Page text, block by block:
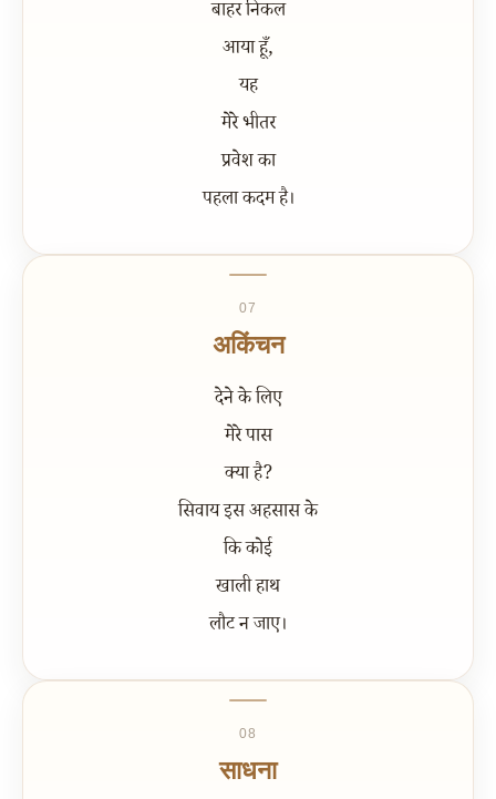
बाहर निकल
आया हूँ,
यह
मेरे भीतर
प्रवेश का
पहला कदम है।
07
अकिंचन
देने के लिए
मेरे पास
क्या है?
सिवाय इस अहसास के
कि कोई
खाली हाथ
लौट न जाए।
08
साधना